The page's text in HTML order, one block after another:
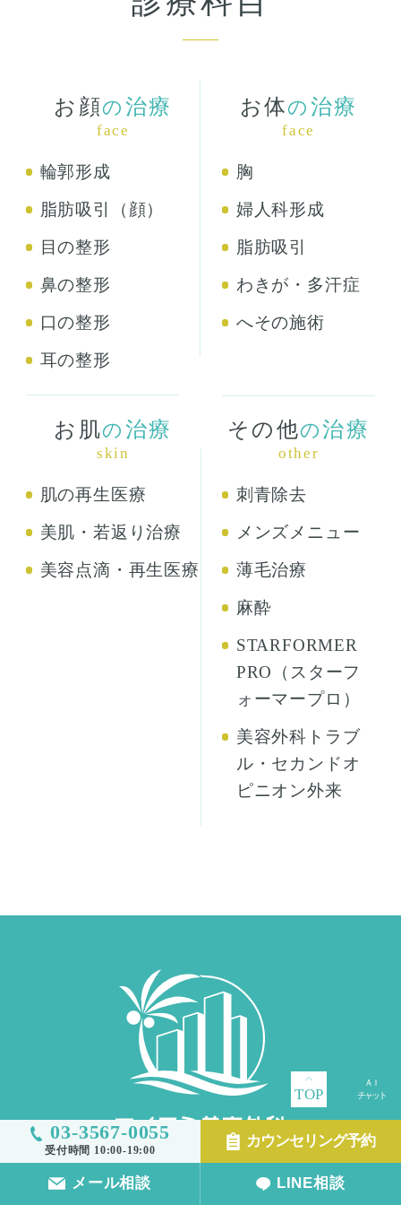
TOP
03-3567-0055
受付時間 10:00-19:00
カウンセリング予約
メール相談 LINE相談
お顔の 治療
face
輪郭形成
脂肪吸引（顔）
目の整形
鼻の整形
口の整形
耳の整形
お体の 治療
face
胸
婦人科形成
脂肪吸引
わきが・多汗症
へその施術
お肌の 治療
skin
肌の再生医療
美肌・若返り治療
美容点滴・再生医療
その他の治療
other
刺青除去
メンズメニュー
薄毛治療
麻酔
STARFORMER
PRO（スターフ
ォーマープロ）
美容外科トラブ
ル・セカンドオ
ピニオン外来